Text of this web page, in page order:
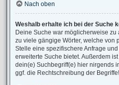
Nach oben
Weshalb erhalte ich bei der Suche
Deine Suche war möglicherweise
zu viele gängige Wörter, welche von
Stelle eine spezifischere Anfrage
erweiterte Suche bietet. Außerdem
dein(e) Suchbegriff(e) hier nirgends
ggf. die Rechtschreibung der Begriffe!